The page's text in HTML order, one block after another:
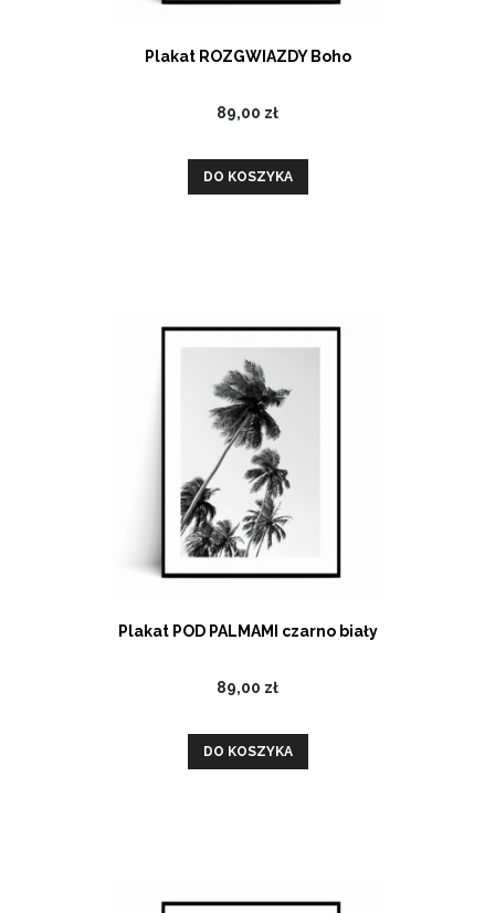
Plakat ROZGWIAZDY Boho
89,00 zł
DO KOSZYKA
Plakat POD PALMAMI czarno biały
89,00 zł
DO KOSZYKA